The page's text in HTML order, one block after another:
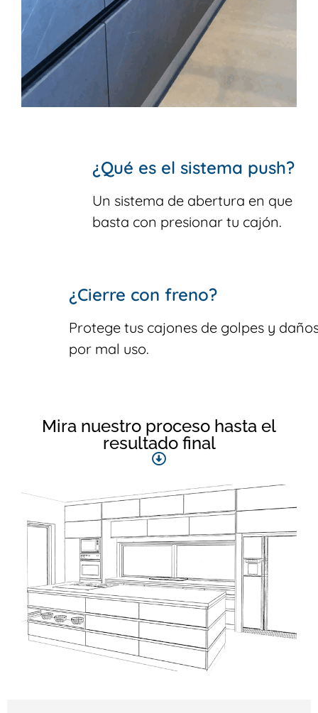
¿Qué es el sistema push?
Un sistema de abertura en que
basta con presionar tu cajón.
¿Cierre con freno?
Protege tus cajones de golpes y
por mal uso.
Mira nuestro proceso hasta el
resultado final